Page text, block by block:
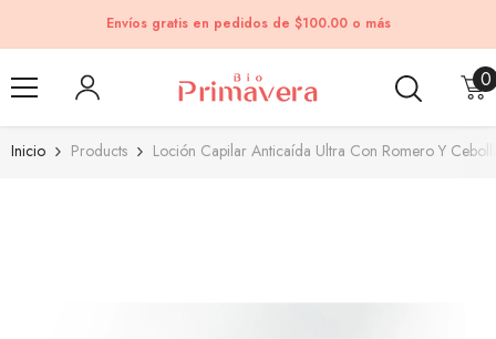
Envíos gratis en pedidos de $100.00 o más
00
Inicio Products Loción Capilar Anticaída Ultra Con Romero Y